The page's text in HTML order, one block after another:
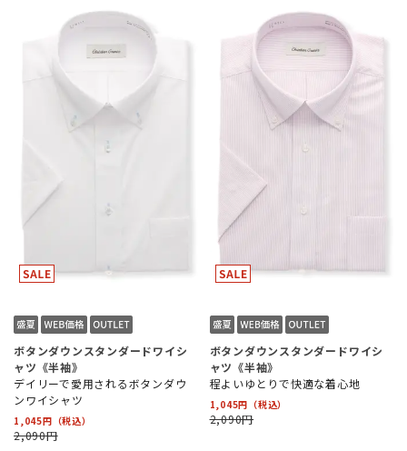
ボタンダウンスタンダードワイシ
ャツ《半袖》
デイリーで愛用されるボタンダウ
ンワイシャツ
1,045円
2,090円
ボタンダウンスタンダードワイシ
ャツ《半袖》
程よいゆとりで快適な着心地
1,045円
2,090円